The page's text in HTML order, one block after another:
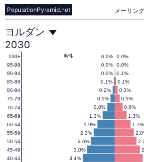
メーリン
PopulationPyramid.net
ヨ
ル
ダ
ン
の
ヨルダン
2030
3.4%
3.0%
2.6%
2.3%
1.7%
1.9%
1.3%
1.3%
0.8%
0.8%
0.5%
0.5%
0.3%
0.2%
0.1%
0.1%
0.1%
0.0%
0.0%
0.0%
0.0%
0.0%
男性
40-44
45-49
50-54
55-59
60-64
65-69
70-74
75-79
80-84
85-89
90-94
95-99
100+